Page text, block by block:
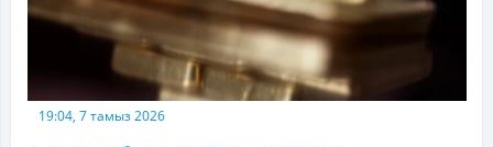
19:04, 7 тамыз 2026